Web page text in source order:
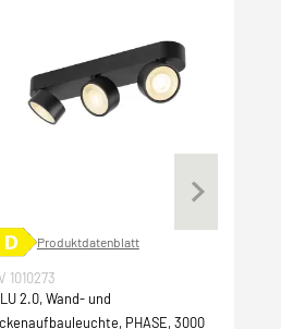
Produktdatenblatt
1010273
2.0, Wand- und
PHASE, 3000 K,